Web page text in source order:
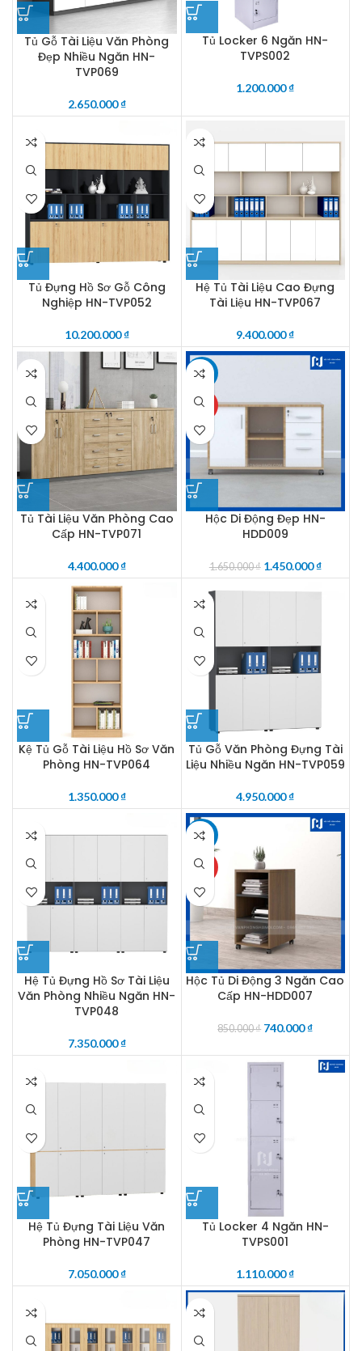
Tủ Gỗ Tài Liệu Văn Phòng
Đẹp Nhiều Ngăn HN-
TVP069
2.650.000₫
Tủ Locker 6 Ngăn HN-
TVPS002
1.200.000₫
Tủ Đựng Hồ Sơ Gỗ Công
Nghiệp HN-TVP052
10.200.000₫
Hệ Tủ Tài Liệu Cao Đựng
Tài Liệu HN-TVP067
9.400.000₫
Tủ Tài Liệu Văn Phòng Cao
Cấp HN-TVP071
4.400.000₫
-12%
HOT
Hộc Di Động Đẹp HN-
HDD009
1.650.000₫ 1.450.000₫
Kệ Tủ Gỗ Tài Liệu Hồ Sơ Văn
Phòng HN-TVP064
1.350.000₫
Tủ Gỗ Văn Phòng Đựng Tài
Liệu Nhiều Ngăn HN-TVP059
4.950.000₫
Hệ Tủ Đựng Hồ Sơ Tài Liệu
Văn Phòng Nhiều Ngăn HN-
TVP048
7.350.000₫
-13%
HOT
Hộc Tủ Di Động 3 Ngăn Cao
Cấp HN-HDD007
850.000₫ 740.000₫
Hệ Tủ Đựng Tài Liệu Văn
Phòng HN-TVP047
7.050.000₫
Tủ Locker 4 Ngăn HN-
TVPS001
1.110.000₫